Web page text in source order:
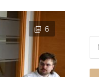
6